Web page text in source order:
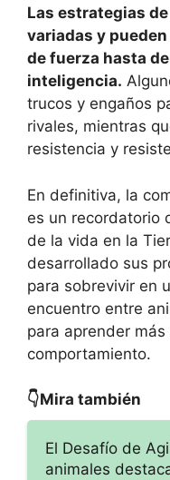
Las estrategias
variadas y
de fuerza hasta
inteligencia.
trucos y engaños
rivales, mientras
resistencia y
En definitiva, la
es un recordatorio
de la vida en la
desarrollado sus
para sobrevivir en
encuentro entre
para aprender
comportamiento.
👇Mira también
El Desafío de
animales